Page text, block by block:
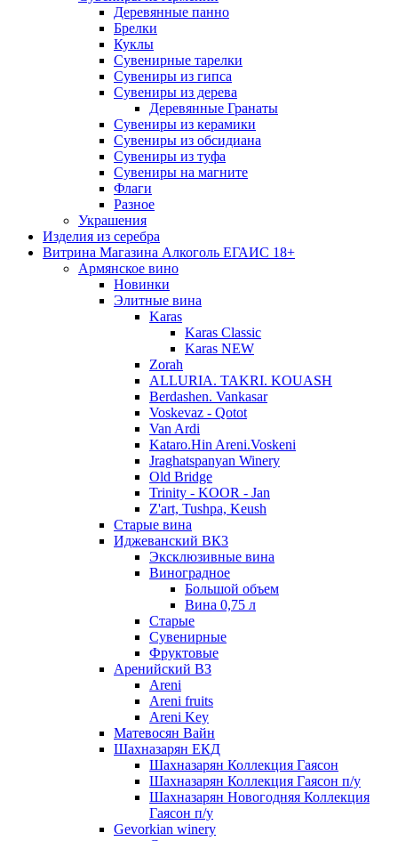
Деревянные панно
Брелки
Куклы
Сувенирные тарелки
Сувениры из гипса
Сувениры из дерева
Деревянные Гранаты
Сувениры из керамики
Сувениры из обсидиана
Сувениры из туфа
Сувениры на магните
Флаги
Разное
Украшения
Изделия из серебра
Витрина Магазина Алкоголь ЕГАИС 18+
Армянское вино
Новинки
Элитные вина
Karas
Karas Classic
Karas NEW
Zorah
ALLURIA. TAKRI. KOUASH
Berdashen. Vankasar
Voskevaz - Qotot
Van Ardi
Kataro.Hin Areni.Voskeni
Jraghatspanyan Winery
Old Bridge
Trinity - KOOR - Jan
Z'art, Tushpa, Keush
Старые вина
Иджеванский ВК3
Эксклюзивные вина
Виноградное
Большой объем
Вина 0,75 л
Старые
Сувенирные
Фруктовые
Аренийский ВЗ
Areni
Areni fruits
Areni Key
Матевосян Вайн
Шахназарян ЕКД
Шахназарян Коллекция Гаясон
Шахназарян Коллекция Гаясон п/у
Шахназарян Новогодняя Коллекция
Гаясон п/у
Gevorkian winery